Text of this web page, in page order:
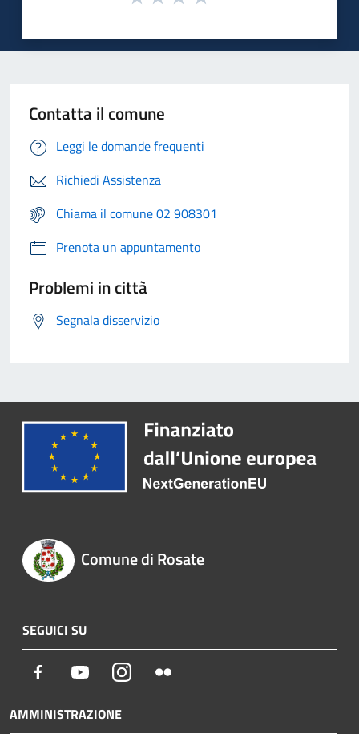
Contatta il comune
Leggi le domande frequenti
Richiedi Assistenza
Chiama il comune 02 908301
Prenota un appuntamento
Problemi in città
Segnala disservizio
Comune di Rosate
SEGUICI SU
Facebook YoutubeInstagram
AMMINISTRAZIONE